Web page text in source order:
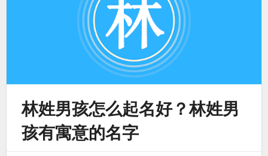
林姓男孩怎么起名好？林姓男
孩有寓意的名字